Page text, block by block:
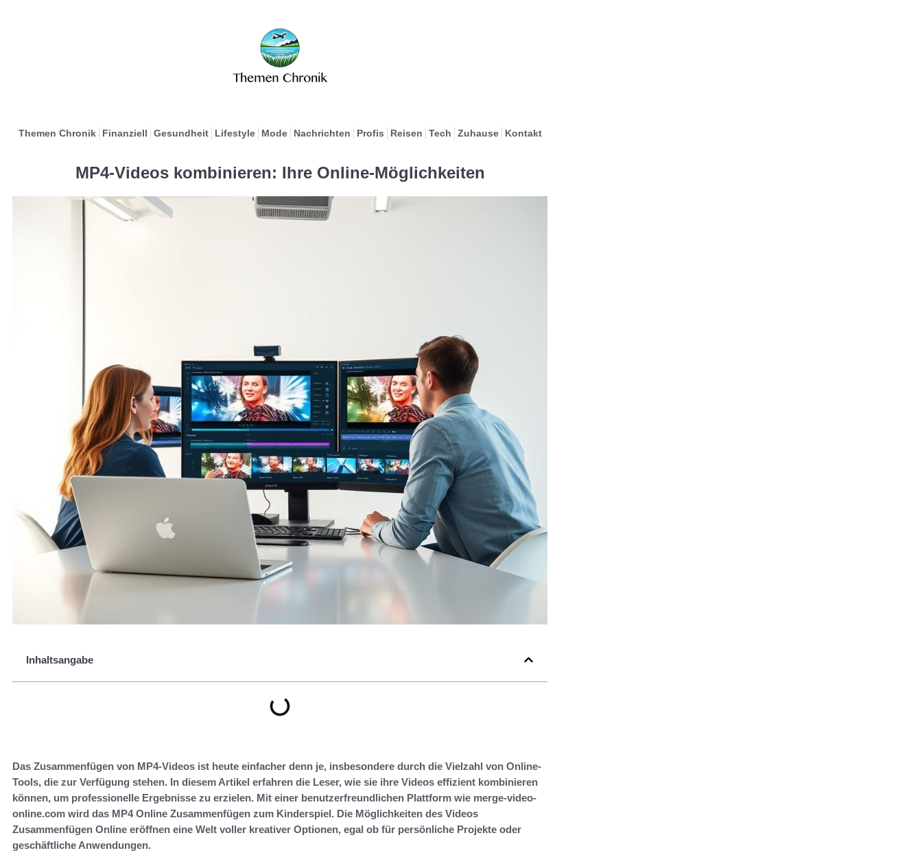
Themen Chronik Finanziell Gesundheit Lifestyle Mode Nachrichten Profis Reisen Tech Zuhause Kontakt
MP4-Videos kombinieren: Ihre Online-Möglichkeiten
Inhaltsangabe
Das Zusammenfügen von MP4-Videos ist heute einfacher denn je, insbesondere durch die Vielzahl von Online-
Tools, die zur Verfügung stehen. In diesem Artikel erfahren die Leser, wie sie ihre Videos effizient kombinieren
können, um professionelle Ergebnisse zu erzielen. Mit einer benutzerfreundlichen Plattform wie merge-video-
online.com wird das MP4 Online Zusammenfügen zum Kinderspiel. Die Möglichkeiten des Videos
Zusammenfügen Online eröffnen eine Welt voller kreativer Optionen, egal ob für persönliche Projekte oder
geschäftliche Anwendungen.